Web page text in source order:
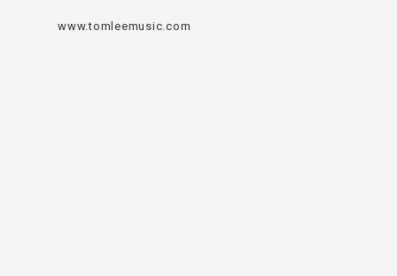
www.tomleemusic.com